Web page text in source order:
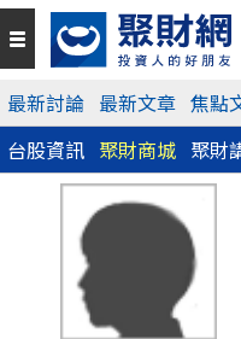
最新討論 最新文章 焦點
台股資訊 聚財商城 聚財
QR Code
https://